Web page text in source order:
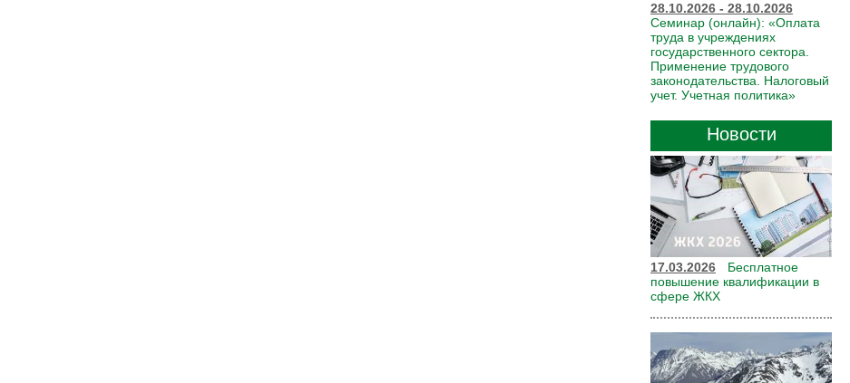
28.10.2026 - 28.10.2026
Семинар (онлайн): «Оплата
труда в учреждениях
государственного сектора.
Применение трудового
законодательства. Налоговый
учет. Учетная политика»
Новости
17.03.2026
Бесплатное
повышение квалификации в
сфере ЖКХ